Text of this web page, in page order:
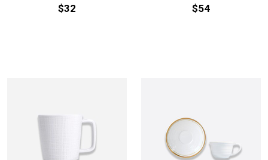
$32 $54